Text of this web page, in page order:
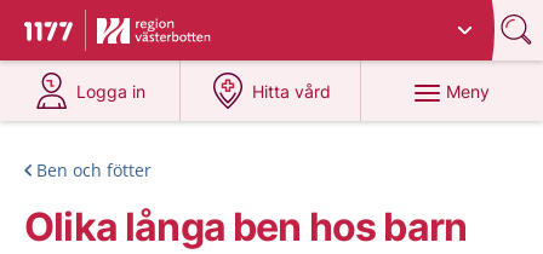
Till startsidan för 1177
Du har valt region
Logga in
på 1177.se
Hitta vård
på 1177.se
Meny
Ben och fötter
Olika långa ben hos barn